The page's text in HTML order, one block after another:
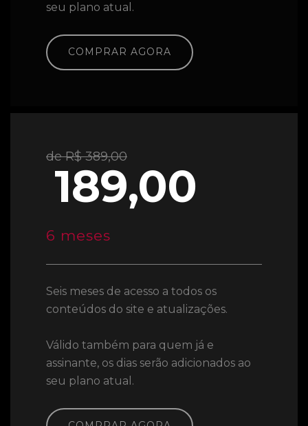
seu plano atual.
COMPRAR AGORA
de R$ 389,00
189,00
6 meses
Seis meses de acesso a todos os
conteúdos do site e atualizações.
Válido também para quem já e
assinante, os dias serão adicionados ao
seu plano atual.